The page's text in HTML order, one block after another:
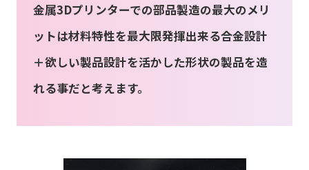
サステナビリティ
採用情報
金属3Dプリンターでの部品製造の最大のメリ
ットは材料特性を最大限発揮出来る合金設計
＋欲しい製品設計を活かした形状の製品を造
れる事だと考えます。